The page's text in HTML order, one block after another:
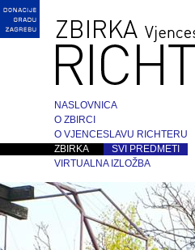
NASLOVNICA
O ZBIRCI
O VJENCESLAVU RICHTERU
ZBIRKA
SVI PREDMETI
VIRTUALNA IZLOŽBA